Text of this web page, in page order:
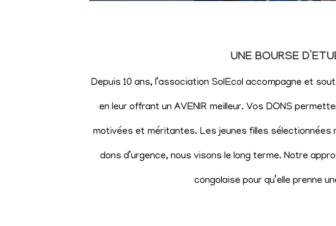
UNE BOURSE
Depuis 10 ans, l’association SolEcol accompagne et
en leur offrant un AVENIR meilleur. Vos DONS
motivées et méritantes. Les jeunes filles
dons d’urgence, nous visons le long terme. Notre
congolaise pour qu’elle prenne